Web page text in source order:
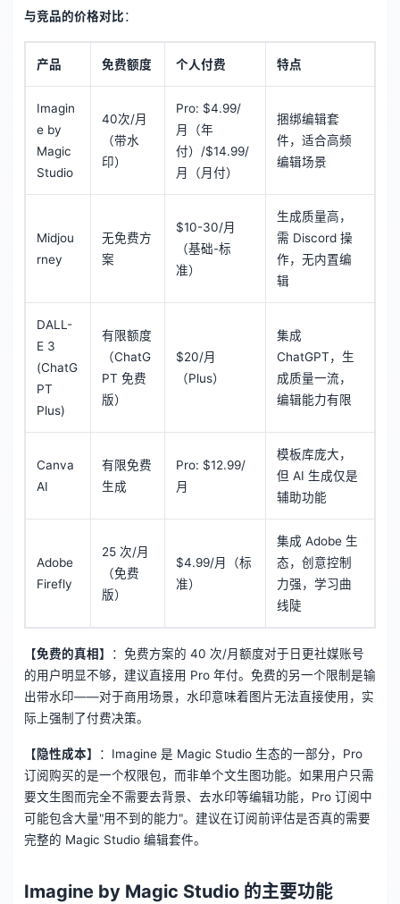
与竞品的价格对比：
产品 免费额度 个人付费 特点
Imagin
e by
Magic
Studio
40次/月
（带水
印）
Pro: $4.99/
月（年
付）/$14.99/
月（月付）
捆绑编辑套
件，适合高频
编辑场景
Midjou
rney
无免费方
案
$10-30/月
（基础-标
准）
生成质量高，
需 Discord 操
作，无内置编
辑
DALL-
E 3
(ChatG
PT
Plus)
有限额度
（ChatG
PT 免费
版）
$20/月
（Plus）
集成
ChatGPT，生
成质量一流，
编辑能力有限
Canva
AI
有限免费
生成
Pro: $12.99/
月
模板库庞大，
但 AI 生成仅是
辅助功能
Adobe
Firefly
25 次/月
（免费
版）
$4.99/月（标
准）
集成 Adobe 生
态，创意控制
力强，学习曲
线陡
【免费的真相】
：免费方案的 40 次/月额度对于日更社媒账号
的用户明显不够，建议直接用 Pro 年付。免费的另一个限制是输
出带水印——对于商用场景，水印意味着图片无法直接使用，实
际上强制了付费决策。
【隐性成本】
：Imagine 是 Magic Studio 生态的一部分，Pro
订阅购买的是一个权限包，而非单个文生图功能。如果用户只需
要文生图而完全不需要去背景、去水印等编辑功能，Pro 订阅中
可能包含大量"用不到的能力"。建议在订阅前评估是否真的需要
完整的 Magic Studio 编辑套件。
Imagine by Magic Studio 的主要功能